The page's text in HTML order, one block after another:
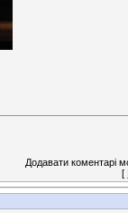
Додавати коментарі
[